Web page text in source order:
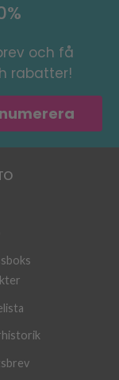
och få
rabatter!